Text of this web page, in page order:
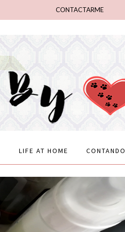
CONTACTARME
LIFE AT HOME CONTANDO